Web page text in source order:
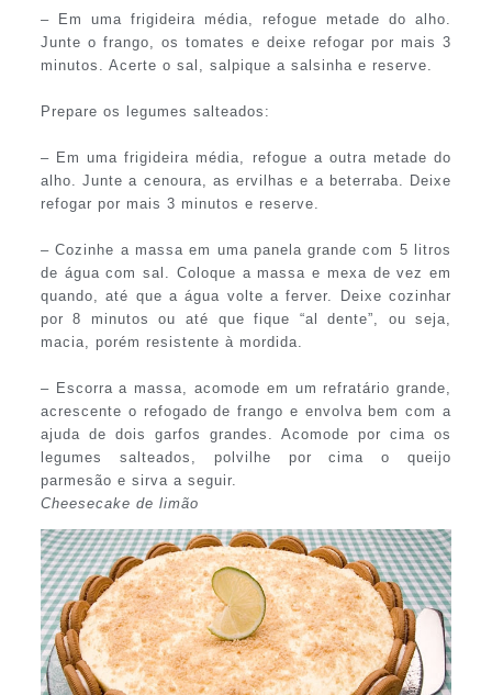
– Em uma frigideira média, refogue metade do alho.
Junte o frango, os tomates e deixe refogar por mais 3
minutos. Acerte o sal, salpique a salsinha e reserve.
Prepare os legumes salteados:
– Em uma frigideira média, refogue a outra metade do
alho. Junte a cenoura, as ervilhas e a beterraba. Deixe
refogar por mais 3 minutos e reserve.
– Cozinhe a massa em uma panela grande com 5 litros
de água com sal. Coloque a massa e mexa de vez em
quando, até que a água volte a ferver. Deixe cozinhar
por 8 minutos ou até que fique “al dente”, ou seja,
macia, porém resistente à mordida.
– Escorra a massa, acomode em um refratário grande,
acrescente o refogado de frango e envolva bem com a
ajuda de dois garfos grandes. Acomode por cima os
legumes salteados, polvilhe por cima o queijo
parmesão e sirva a seguir.
Cheesecake de limão